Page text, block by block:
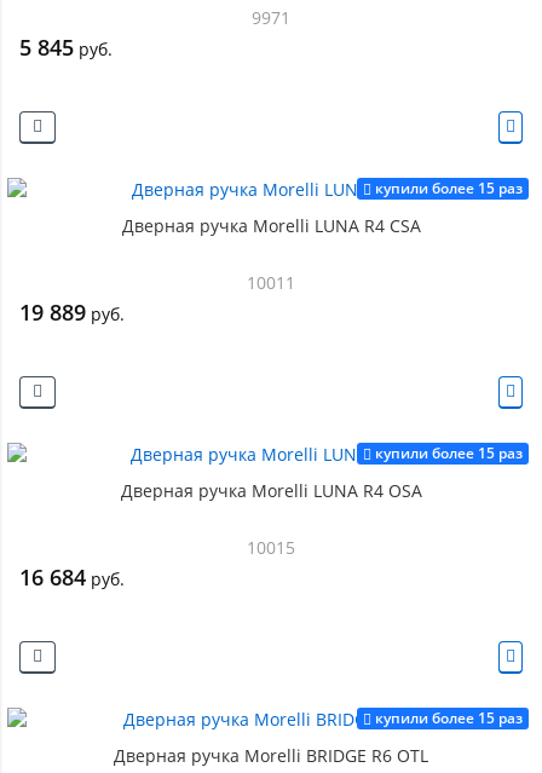
9971
5 845 руб.
купили более 15 раз
Дверная ручка Morelli LUNA R4 CSA
10011
19 889 руб.
купили более 15 раз
Дверная ручка Morelli LUNA R4 OSA
10015
16 684 руб.
купили более 15 раз
Дверная ручка Morelli BRIDGE R6 OTL